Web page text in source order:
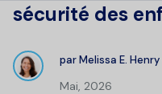
sécurité des
parMelissa E. Henry
Mai, 2026